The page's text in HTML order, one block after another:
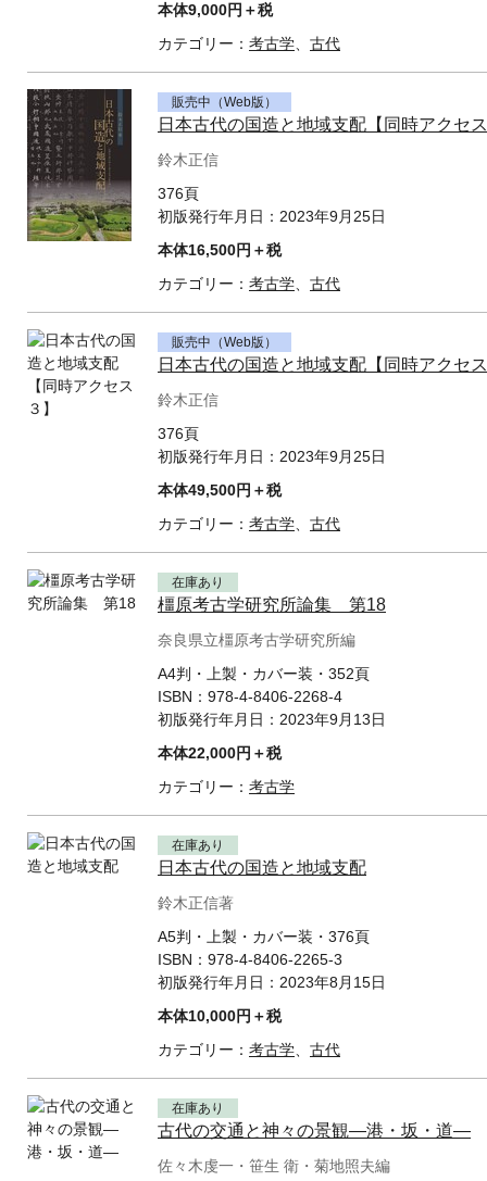
本体9,000円＋税
カテゴリー： 考古学、 古代
販売中（Web版）
日本古代の国造と地域支配【同時アクセ
鈴木正信
376頁
初版発行年月日： 2023年9月25日
本体16,500円＋税
カテゴリー： 考古学、 古代
販売中（Web版）
日本古代の国造と地域支配【同時アクセ
鈴木正信
376頁
初版発行年月日： 2023年9月25日
本体49,500円＋税
カテゴリー： 考古学、 古代
在庫あり
橿原考古学研究所論集 第18
奈良県立橿原考古学研究所編
A4判・上製・カバー装・352頁
ISBN： 978-4-8406-2268-4
初版発行年月日： 2023年9月13日
本体22,000円＋税
カテゴリー： 考古学
在庫あり
日本古代の国造と地域支配
鈴木正信著
A5判・上製・カバー装・376頁
ISBN： 978-4-8406-2265-3
初版発行年月日： 2023年8月15日
本体10,000円＋税
カテゴリー： 考古学、 古代
在庫あり
古代の交通と神々の景観—港・坂・道—
佐々木虔一・笹生 衛・菊地照夫編